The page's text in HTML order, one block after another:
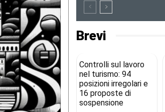
Brevi
Controlli sul lavoro
nel turismo: 94
posizioni irregolari e
16 proposte di
sospensione